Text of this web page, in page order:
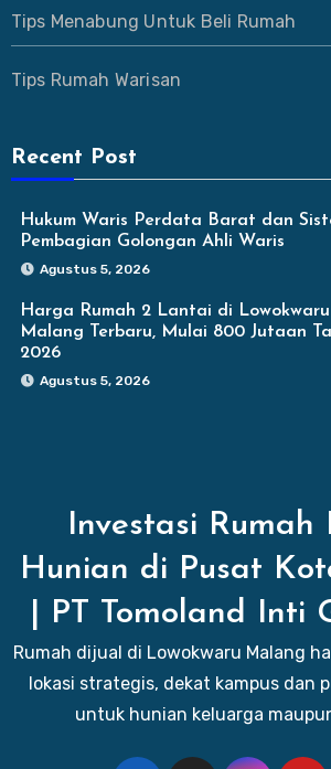
Tips Menabung Untuk Beli Rumah
Tips Rumah Warisan
Recent Post
Hukum Waris Perdata Barat dan
Pembagian Golongan Ahli Waris
Agustus 5, 2026
Harga Rumah 2 Lantai di Lowokwaru
Malang Terbaru, Mulai 800 Jutaan
2026
Agustus 5, 2026
Investasi Rumah
Hunian di Pusat
| PT Tomoland Inti
Rumah dijual di Lowokwaru Malang
lokasi strategis, dekat kampus dan
untuk hunian keluarga